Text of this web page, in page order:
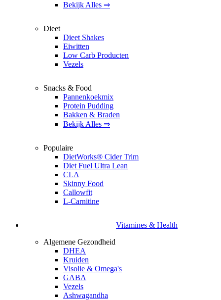
Bekijk Alles ⇒
Dieet
Dieet Shakes
Eiwitten
Low Carb Producten
Vezels
Snacks & Food
Pannenkoekmix
Protein Pudding
Bakken & Braden
Bekijk Alles ⇒
Populaire
DietWorks® Cider Trim
Diet Fuel Ultra Lean
CLA
Skinny Food
Callowfit
L-Carnitine
Vitamines & Health
Algemene Gezondheid
DHEA
Kruiden
Visolie & Omega's
GABA
Vezels
Ashwagandha